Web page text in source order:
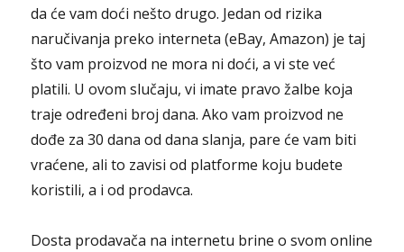
da će vam doći nešto drugo. Jedan od rizika
naručivanja preko interneta (eBay, Amazon) je taj
što vam proizvod ne mora ni doći, a vi ste već
platili. U ovom slučaju, vi imate pravo žalbe koja
traje određeni broj dana. Ako vam proizvod ne
dođe za 30 dana od dana slanja, pare će vam biti
vraćene, ali to zavisi od platforme koju budete
koristili, a i od prodavca.
Dosta prodavača na internetu brine o svom online